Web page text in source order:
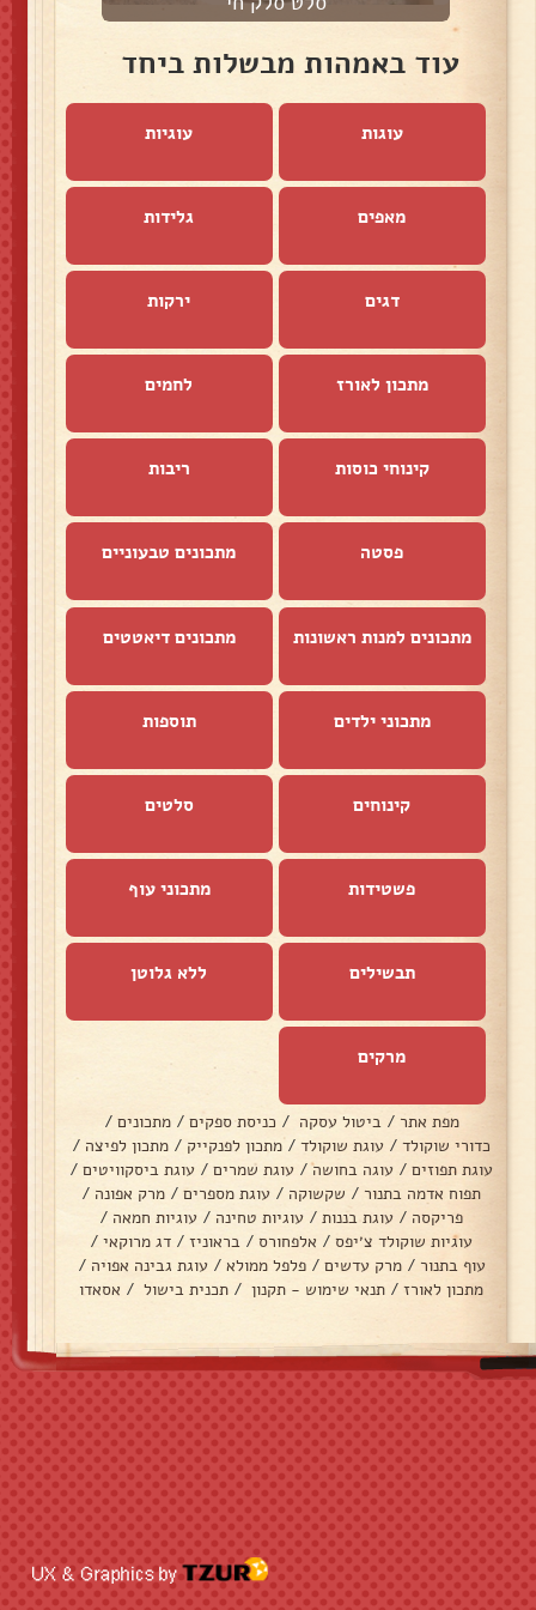
עוד באמהות מבשלות ביחד
עוגות עוגיות
מאפים גלידות
דגים ירקות
מתכון לאורז לחמים
קינוחי כוסות ריבות
פסטה מתכונים טבעוניים
מתכונים למנות ראשונות מתכונים דיאטטים
מתכוני ילדים תוספות
קינוחים סלטים
פשטידות מתכוני עוף
תבשילים ללא גלוטן
מרקים
מפת אתר / ביטול עסקה / כניסת ספקים / מתכונים /
כדורי שוקולד / עוגת שוקולד / מתכון לפנקייק / מתכון לפיצה /
עוגת תפוזים / עוגה בחושה / עוגת שמרים / עוגת ביסקוויטים /
תפוח אדמה בתנור / שקשוקה / עוגת מספרים / מרק אפונה /
פריקסה / עוגת בננות / עוגיות טחינה / עוגיות חמאה /
עוגיות שוקולד צ׳יפס / אלפחורס / בראוניז / דג מרוקאי /
עוף בתנור / מרק עדשים / פלפל ממולא / עוגת גבינה אפויה /
מתכון לאורז / תנאי שימוש - תקנון / תכנית בישול / אסאדו